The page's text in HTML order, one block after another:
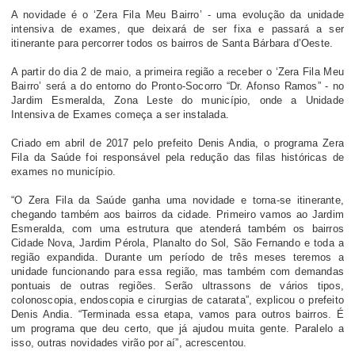
A novidade é o ‘Zera Fila Meu Bairro’ - uma evolução da unidade
intensiva de exames, que deixará de ser fixa e passará a ser
itinerante para percorrer todos os bairros de Santa Bárbara d’Oeste.
A partir do dia 2 de maio, a primeira região a receber o ‘Zera Fila Meu
Bairro’ será a do entorno do Pronto-Socorro “Dr. Afonso Ramos” - no
Jardim Esmeralda, Zona Leste do município, onde a Unidade
Intensiva de Exames começa a ser instalada.
Criado em abril de 2017 pelo prefeito Denis Andia, o programa Zera
Fila da Saúde foi responsável pela redução das filas históricas de
exames no município.
“O Zera Fila da Saúde ganha uma novidade e torna-se itinerante,
chegando também aos bairros da cidade. Primeiro vamos ao Jardim
Esmeralda, com uma estrutura que atenderá também os bairros
Cidade Nova, Jardim Pérola, Planalto do Sol, São Fernando e toda a
região expandida. Durante um período de três meses teremos a
unidade funcionando para essa região, mas também com demandas
pontuais de outras regiões. Serão ultrassons de vários tipos,
colonoscopia, endoscopia e cirurgias de catarata”, explicou o prefeito
Denis Andia. “Terminada essa etapa, vamos para outros bairros. É
um programa que deu certo, que já ajudou muita gente. Paralelo a
isso, outras novidades virão por aí”, acrescentou.